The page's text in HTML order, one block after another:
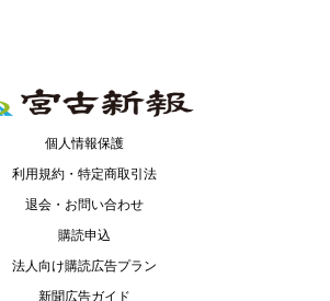
個人情報保護
利用規約・特定商取引法
退会・お問い合わせ
購読申込
法人向け購読広告プラン
新聞広告ガイド